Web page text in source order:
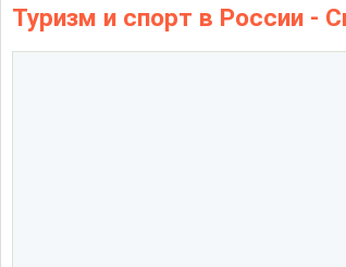
Туризм и спорт в России -